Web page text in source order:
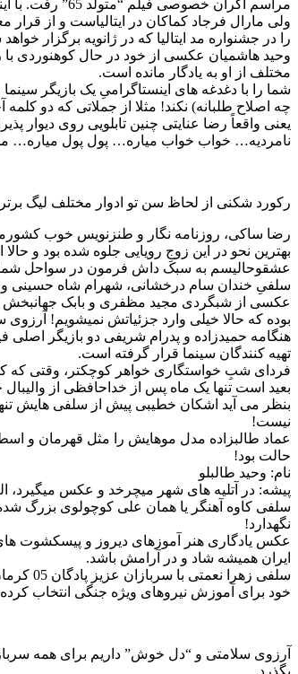
مراسم اکران خصوصی فیلم “متولد 65” رفت. با اینکه 2 ساعتی وقت داشت و میتوانست یک دوش بگیرد، ولی ترجیح داد وقت را نکشد!
ولی مارال فرجاد کماکان در ایتالیاست و از
را در جشنواره مد ایتالیا که در ژانویه برگزار
وحید هاشمیان عکسی از خود در حال کوهنوردی با
مختلف از او به یادگار مانده است.
شما را با دغدغه های اینستاگرامیِ یک بازیگر
چه اصلاح طلبانه) نکند! مثلا از جملاتی که دو
یعنی واقعاً رضا عنایتی چنین تابلویی روی
نامردیه… خواب خواب میاره… پول پول میاره…
رکورد شکنی از لحاظ سن تو ادوار مختلف لیگ
رضا ساکی، روزنامه نگار و طنزنویس خوب
بهترین نحو در این زوجِ رویایی جلوه شده بود و
عشقوحالیسم به سبک داش فرمون در سواحل
سلفیِ خندان سام درخشانی، شهرام شاه حسینی و
عکسی از شبگردی مجید مظفری و بابک جهانبخش در
بوده که حالا خیلی وارد جزئیاتش نمیشویم!
تهیه کنندگان سینما قرار گرفته است.
فردای شبِ خواستگاری خواهر کوچکتر، وقتی که
بعید است تنها یک ماه پس از خداحافظی از
بنظر می آید اشکان خطیبی پیش از سلفی هایش
نیست!
عماد طالبزاده مدل موهایش را مثل قهرمان و
حالت بود!
نام: وحید طالبلو
پیشه: در آتلیه های شهر میچرخد و عکس میگیرد،
سلفی کاوه آهنگر یا همان علی کوچولوی بزرگ
نگهدارد!
عکس یادگاری هنر آموزهای دیروز و پیسکشوت های
ایران همیشه شاد و در آرامش باشد.
سلفی
خود برای آموزش نیروهای ویژه جنگی انتخاب
آرزوی سلامتی و “دل خوش” داریم برای همه
بگذرد.